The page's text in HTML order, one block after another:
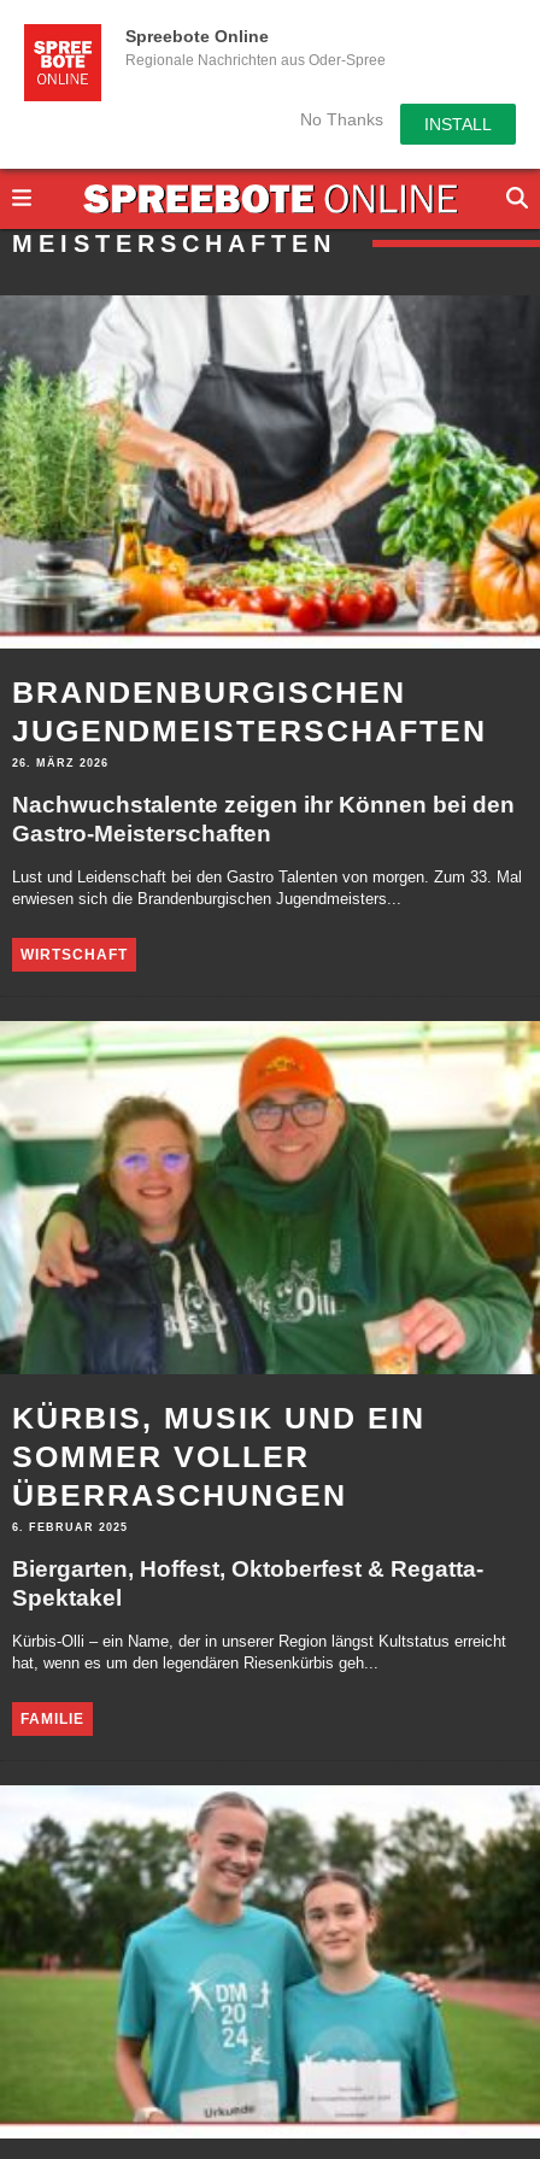
Spreebote Online
Regionale Nachrichten aus Oder-Spree
No Thanks INSTALL
MEISTERSCHAFTEN
BRANDENBURGISCHEN
JUGENDMEISTERSCHAFTEN
26. MÄRZ 2026
Nachwuchstalente zeigen ihr Können bei den
Gastro-Meisterschaften
Lust und Leidenschaft bei den Gastro Talenten von morgen. Zum 33. Mal
erwiesen sich die Brandenburgischen Jugendmeisters...
WIRTSCHAFT
KÜRBIS, MUSIK UND EIN
SOMMER VOLLER
ÜBERRASCHUNGEN
6. FEBRUAR 2025
Biergarten, Hoffest, Oktoberfest & Regatta-
Spektakel
Kürbis-Olli – ein Name, der in unserer Region längst Kultstatus erreicht
hat, wenn es um den legendären Riesenkürbis geh...
FAMILIE